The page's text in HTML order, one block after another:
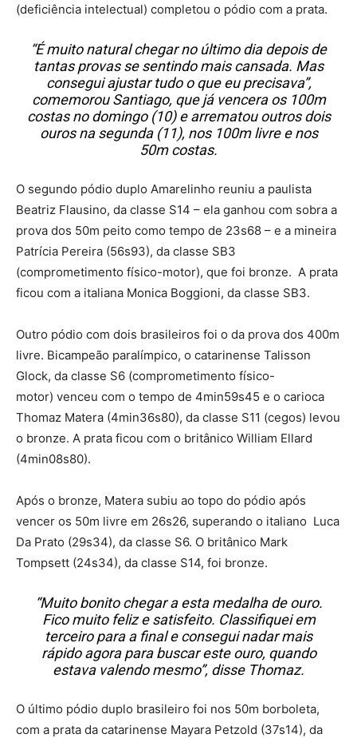
(deficiência intelectual) completou o pódio com a prata.
“É muito natural chegar no último dia depois de
tantas provas se sentindo mais cansada. Mas
consegui ajustar tudo o que eu precisava”,
comemorou Santiago, que já vencera os 100m
costas no domingo (10) e arrematou outros dois
ouros na segunda (11), nos 100m livre e nos
50m costas.
O segundo pódio duplo Amarelinho reuniu a paulista
Beatriz Flausino, da classe S14 – ela ganhou com sobra a
prova dos 50m peito como tempo de 23s68 – e a mineira
Patrícia Pereira (56s93), da classe SB3
(comprometimento físico-motor), que foi bronze. A prata
ficou com a italiana Monica Boggioni, da classe SB3.
Outro pódio com dois brasileiros foi o da prova dos 400m
livre. Bicampeão paralímpico, o catarinense Talisson
Glock, da classe S6 (comprometimento físico-
motor) venceu com o tempo de 4min59s45 e o carioca
Thomaz Matera (4min36s80), da classe S11 (cegos) levou
o bronze. A prata ficou com o britânico William Ellard
(4min08s80).
Após o bronze, Matera subiu ao topo do pódio após
vencer os 50m livre em 26s26, superando o italiano Luca
Da Prato (29s34), da classe S6. O britânico Mark
Tompsett (24s34), da classe S14, foi bronze.
“Muito bonito chegar a esta medalha de ouro.
Fico muito feliz e satisfeito. Classifiquei em
terceiro para a final e consegui nadar mais
rápido agora para buscar este ouro, quando
estava valendo mesmo”, disse Thomaz.
O último pódio duplo brasileiro foi nos 50m borboleta,
com a prata da catarinense Mayara Petzold (37s14), da